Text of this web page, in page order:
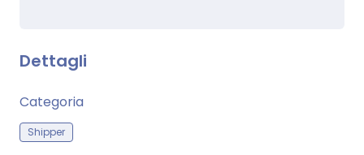
Dettagli
Categoria
Shipper